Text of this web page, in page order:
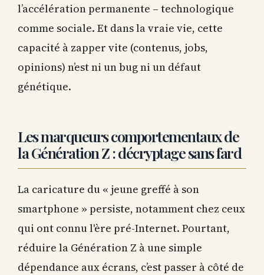
l’accélération permanente – technologique
comme sociale. Et dans la vraie vie, cette
capacité à zapper vite (contenus, jobs,
opinions) n’est ni un bug ni un défaut
génétique.
Les marqueurs comportementaux de
la Génération Z : décryptage sans fard
La caricature du « jeune greffé à son
smartphone » persiste, notamment chez ceux
qui ont connu l'ère pré-Internet. Pourtant,
réduire la Génération Z à une simple
dépendance aux écrans, c’est passer à côté de